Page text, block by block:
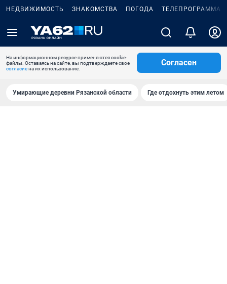
НЕДВИЖИМОСТЬ ЗНАКОМСТВА ПОГОДА ТЕЛЕПРОГРАММА
На информационном ресурсе применяются cookie-
файлы. Оставаясь на сайте, вы подтверждаете свое
согласиена их использование.
Согласен
Умирающие деревни Рязанской области Где отдохнуть этим летом